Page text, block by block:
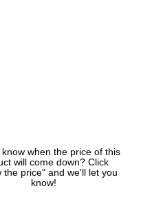
know when the price of this
will come down? Click
the price" and we'll let you
know!